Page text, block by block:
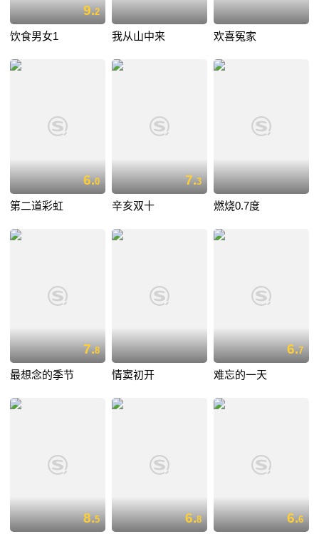
9.2
饮食男女1 我从山中来 欢喜冤家
6.0
第二道彩虹
7.3
辛亥双十 燃烧0.7度
7.8
最想念的季节 情窦初开
6.7
难忘的一天
8.5 6.8 6.6